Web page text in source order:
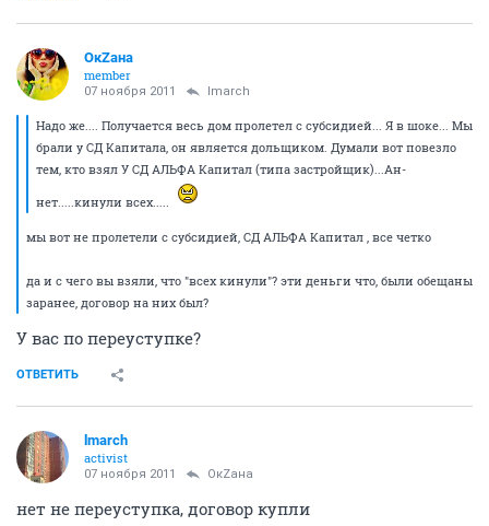
ОкZана
member
07 ноября 2011 lmarch
Надо же.... Получается весь дом пролетел с субсидией... Я в шоке... Мы
брали у СД Капитала, он является дольщиком. Думали вот повезло
тем, кто взял У СД АЛЬФА Капитал (типа застройщик)...Ан-
нет.....кинули всех.....
мы вот не пролетели с субсидией, СД АЛЬФА Капитал , все четко
да и с чего вы взяли, что "всех кинули"? эти деньги что, были обещаны
заранее, договор на них был?
У вас по переуступке?
ОТВЕТИТЬ
lmarch
activist
07 ноября 2011 ОкZана
нет не переуступка, договор купли